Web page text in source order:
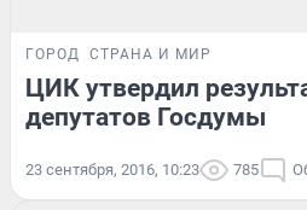
ГОРОД СТРАНА И МИР
ЦИК утвердил
депутатов Госдумы
23 сентября, 2016, 10:23 785